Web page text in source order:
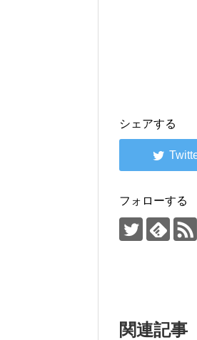
シェアする
フォローする
関連記事